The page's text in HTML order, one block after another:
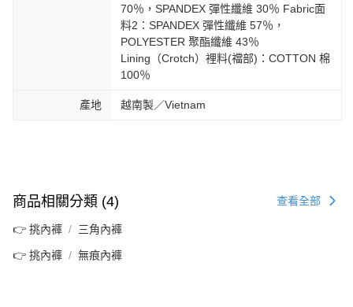
70％，SPANDEX 彈性纖維 30％ Fabric面
料2：SPANDEX 彈性纖維 57％，
POLYESTER 聚酯纖維 43％
Lining（Crotch）裡料(襠部)：COTTON 棉
100％
產地 越南製／Vietnam
商品相關分類 (4) 查看全部
👉 挑內褲 三角內褲
👉 挑內褲 無痕內褲